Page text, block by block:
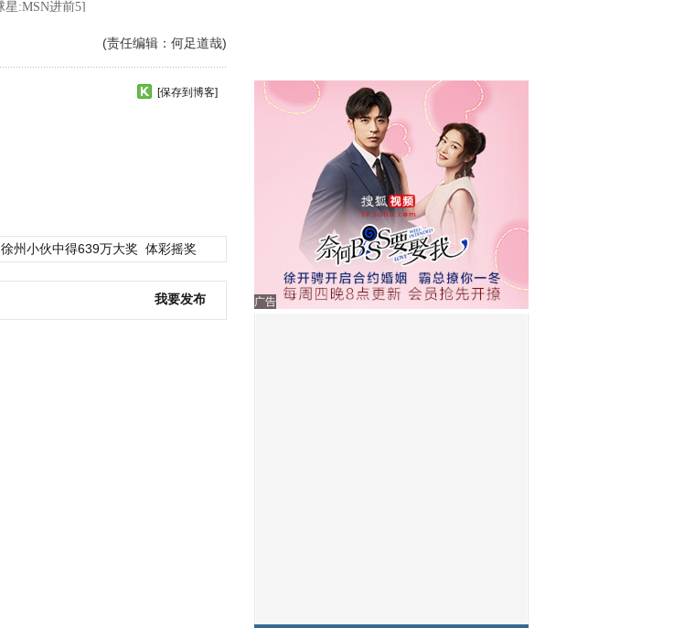
(责任编辑：何足道哉)
[保存到博客]
徐州小伙中得639万大奖 体彩摇奖
我要发布 广告